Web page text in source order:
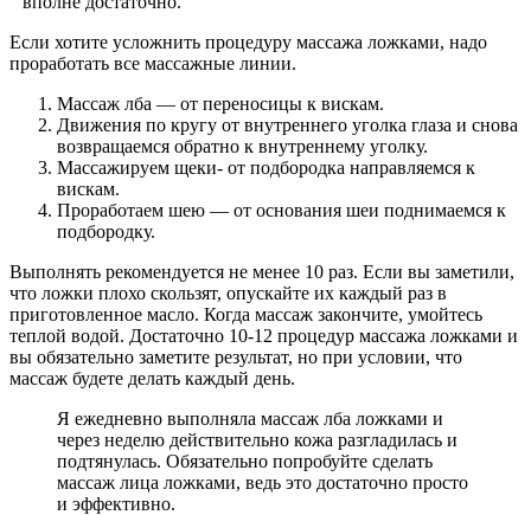
Если хотите усложнить процедуру массажа ложками, надо
проработать все массажные линии.
Массаж лба — от переносицы к вискам.
Движения по кругу от внутреннего уголка глаза и снова
возвращаемся обратно к внутреннему уголку.
Массажируем щеки- от подбородка направляемся к
вискам.
Проработаем шею — от основания шеи поднимаемся к
подбородку.
Выполнять рекомендуется не менее 10 раз. Если вы заметили,
что ложки плохо скользят, опускайте их каждый раз в
приготовленное масло. Когда массаж закончите, умойтесь
теплой водой. Достаточно 10-12 процедур массажа ложками и
вы обязательно заметите результат, но при условии, что
массаж будете делать каждый день.
Я ежедневно выполняла массаж лба ложками и
через неделю действительно кожа разгладилась и
подтянулась. Обязательно попробуйте сделать
массаж лица ложками, ведь это достаточно просто
и эффективно.